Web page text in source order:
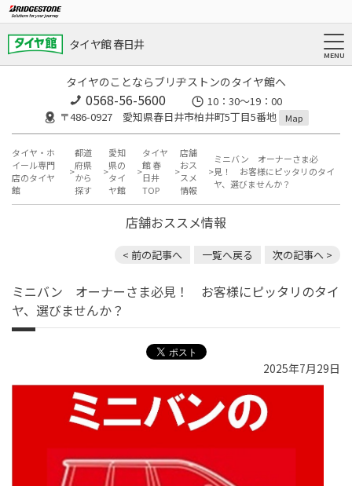
タイヤ館 春日井
タイヤのことならブリヂストンのタイヤ館へ
0568-56-5600
10：30～19：00
〒486-0927 愛知県春日井市柏井町5丁目5番地
Map
タイヤ・ホ
イール専門
店のタイヤ
館
都道
府県
から
探す
愛知
県の
タイ
ヤ館
タイヤ
館 春
日井
TOP
店舗
おス
スメ
情報
ミニバン オーナーさま必
見！ お客様にピッタリのタイ
ヤ、選びませんか？
店舗おススメ情報
< 前の記事へ 一覧へ戻る 次の記事へ >
ミニバン オーナーさま必見！ お客様にピッタリのタイ
ヤ、選びませんか？
2025年7月29日